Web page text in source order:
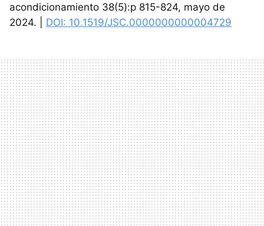
acondicionamiento 38(5):p 815-824, mayo de
2024. | DOI: 10.1519/JSC.0000000000004729